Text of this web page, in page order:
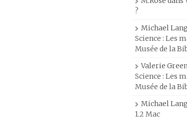
?
Michael
Science : Les
Musée de la
Valerie
Science : Les
Musée de la
Michael
1.2 Mac